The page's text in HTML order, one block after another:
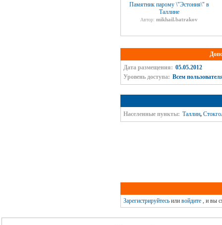
Памятник парому \"Эстония\" в
Таллине
Автор: mikhail.batrakov
Дата размещения: 05.05.2012
Уровень доступа: Всем
Населенные пункты: Таллин,
Зарегистрируйтесьили войдите, и вы